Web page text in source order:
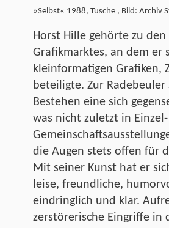
»Selbst« 1988, Tusche , Bild: Archiv
Horst Hille gehörte zu
Grafikmarktes, an dem er
kleinformatigen Grafiken,
beteiligte. Zur
Bestehen eine sich
was nicht zuletzt in
die Augen stets offen für
Mit seiner Kunst hat er
leise, freundliche,
eindringlich und klar.
zerstörerische Eingriffe in